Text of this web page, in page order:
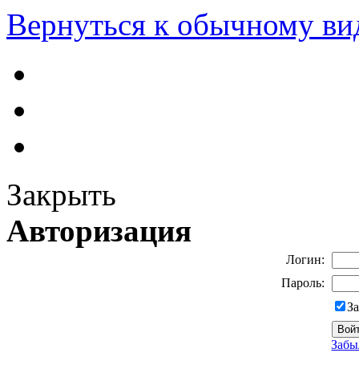
Вернуться к обычному
Закрыть
Авторизация
Логин:
Пароль: